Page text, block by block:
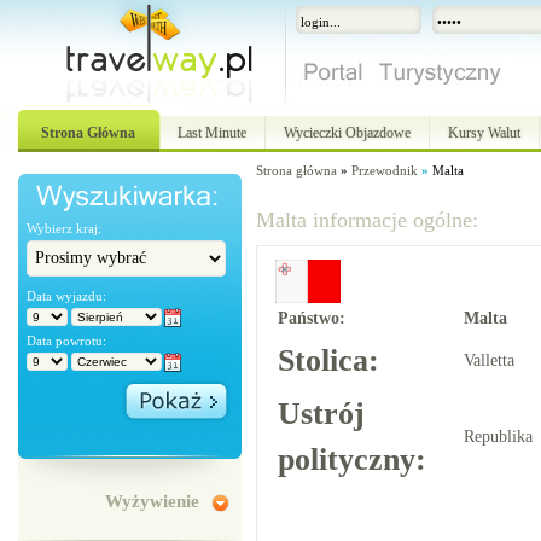
Strona Główna Last Minute Wycieczki Objazdowe Kursy Walut
Wybierz kraj:
Data wyjazdu:
Data powrotu:
Wyżywienie
Strona główna » Przewodnik » Malta
Malta informacje ogólne:
Państwo: Malta
Stolica: Valletta
Ustrój
polityczny:
Republika